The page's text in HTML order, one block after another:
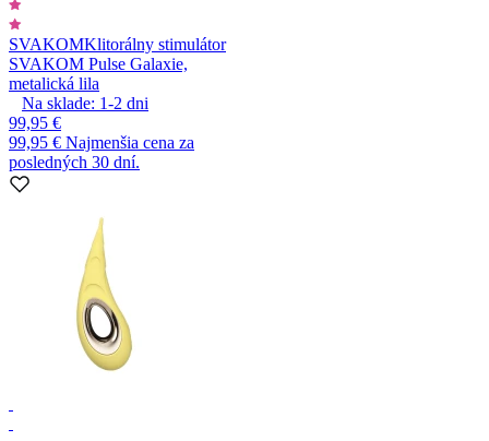
SVAKOMKlitorálny stimulátor
SVAKOM Pulse Galaxie,
metalická lila
Na sklade: 1-2 dni
99,95 €
99,95 € Najmenšia cena za
posledných 30 dní.